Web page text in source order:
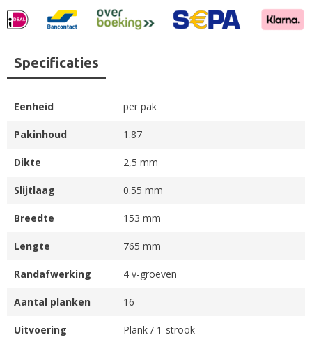
Specificaties
Eenheid per pak
Pakinhoud 1.87
Dikte 2,5 mm
Slijtlaag 0.55 mm
Breedte 153 mm
Lengte 765 mm
Randafwerking 4 v-groeven
Aantal planken 16
Uitvoering Plank / 1-strook